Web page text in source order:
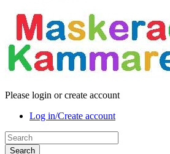
Please login or create account
Log in/Create account
Search